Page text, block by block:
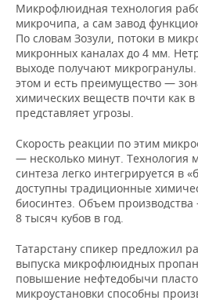
Микрофлюидная технология
микрочипа, а сам завод
По словам Зозули, потоки в
микронных каналах до 4 мм.
выходе получают
этом и есть преимущество —
химических веществ почти как
представляет угрозы.
Скорость реакции по этим
— несколько минут. Технология
синтеза легко интегрируется в
доступны традиционные
биосинтез. Объем
8 тысяч кубов в год.
Татарстану спикер предложил
выпуска микрофлюидных
повышение нефтедобычи
микроустановки способны